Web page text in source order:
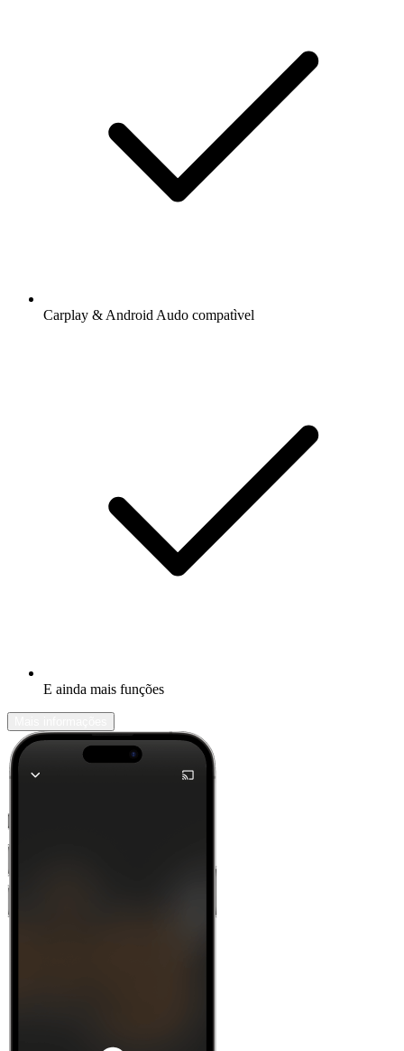
Carplay & Android Audo compatìvel
E ainda mais funções